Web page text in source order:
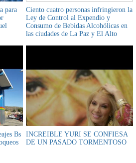
para
Ciento cuatro personas infringieron la
Ley de Control al Expendio y
Consumo de Bebidas Alcohólicas en
las ciudades de La Paz y El Alto
Bs
INCREIBLE YURI SE CONFIESA
DE UN PASADO TORMENTOSO